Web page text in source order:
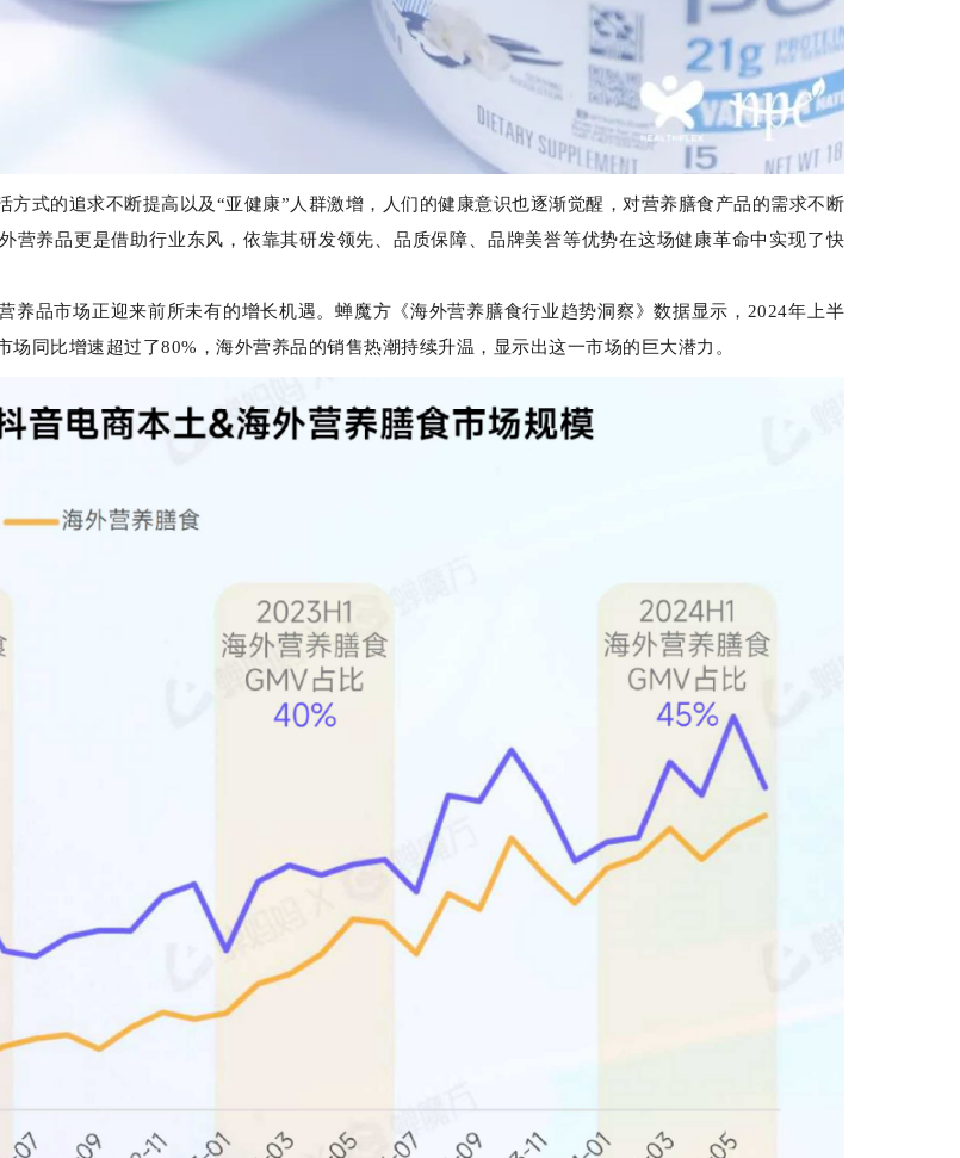
方式的追求不断提高以及“亚健康”人群激增，人们的健康意识也逐渐觉醒，对营养膳食产品的需求不断
营养品更是借助行业东风，依靠其研发领先、品质保障、品牌美誉等优势在这场健康革命中实现了快
养品市场正迎来前所未有的增长机遇。蝉魔方《海外营养膳食行业趋势洞察》数据显示，2024年上半
场同比增速超过了80%，海外营养品的销售热潮持续升温，显示出这一市场的巨大潜力。